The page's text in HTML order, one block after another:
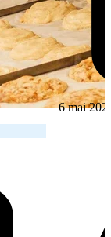
6 mai